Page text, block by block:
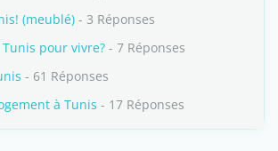
(meublé) - 3 Réponses
pour vivre? - 7 Réponses
- 61 Réponses
à Tunis - 17 Réponses